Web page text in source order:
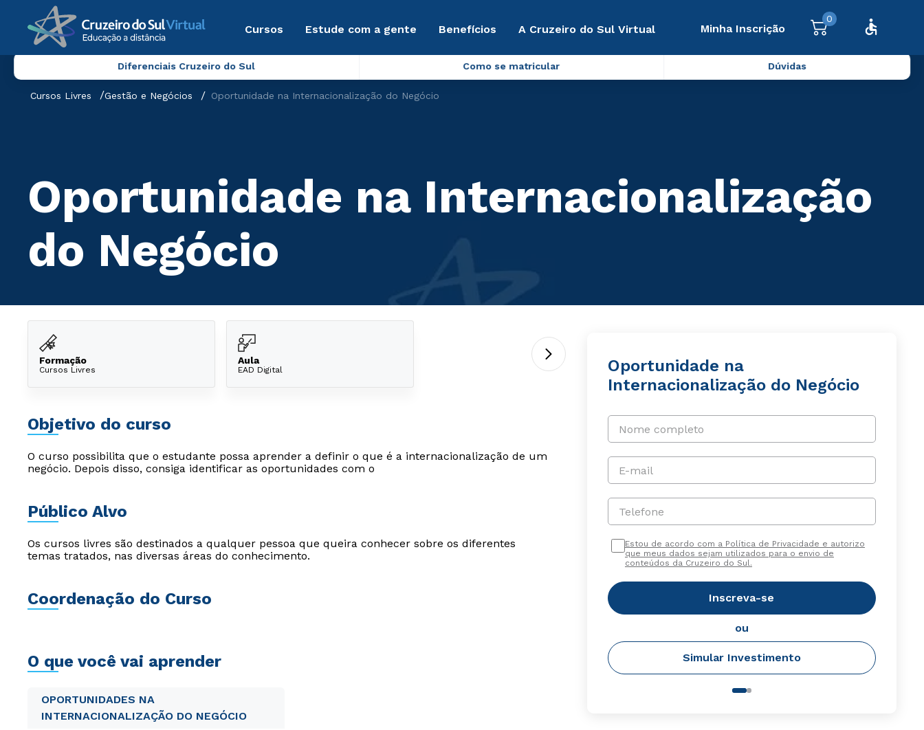
Cursos Estude com a gente Benefícios A Cruzeiro do Sul Virtual Minha Inscrição
0
Diferenciais Cruzeiro do Sul Como se matricular Dúvidas
Cursos Livres Gestão e Negócios Oportunidade na Internacionalização do Negócio
Oportunidade na Internacionalização
do Negócio
Formação
Cursos Livres
Aula
EAD Digital
Objetivo do curso
O curso possibilita que o estudante possa aprender a definir o que é a internacionalização de um
negócio. Depois disso, consiga identificar as oportunidades com o
Público Alvo
Os cursos livres são destinados a qualquer pessoa que queira conhecer sobre os diferentes
temas tratados, nas diversas áreas do conhecimento.
Coordenação do Curso
O que você vai aprender
OPORTUNIDADES NA
INTERNACIONALIZAÇÃO DO NEGÓCIO
Oportunidade na
Internacionalização do Negócio
Nome completo
E-mail
Telefone
Estou de acordo com a Política de Privacidade e autorizo
que meus dados sejam utilizados para o envio de
conteúdos da Cruzeiro do Sul.
Inscreva-se
ou
Simular Investimento